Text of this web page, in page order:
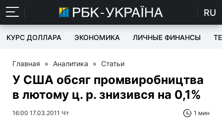
RU
КУРС ДОЛЛАРА ЭКОНОМИКА ЛИЧНЫЕ ФИНАНСЫ
Главная » Аналитика » Статьи
У США обсяг промвиробництва
в лютому ц. р. знизився на 0,1%
16:00 17.03.2011 Чт 1 мин